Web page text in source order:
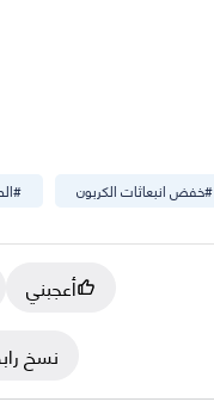
# #خفض انبعاثات الكربون
أعجبني
نسخ